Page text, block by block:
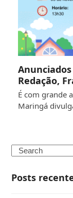
Redação,
É com grande
Maringá
Search
Posts